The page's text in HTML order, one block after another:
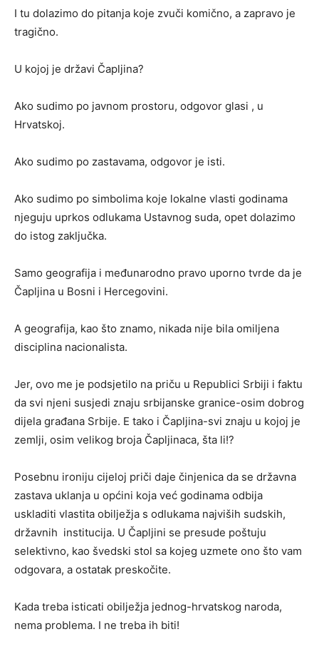
I tu dolazimo do pitanja koje zvuči komično, a zapravo je
tragično.
U kojoj je državi Čapljina?
Ako sudimo po javnom prostoru, odgovor glasi , u
Hrvatskoj.
Ako sudimo po zastavama, odgovor je isti.
Ako sudimo po simbolima koje lokalne vlasti godinama
njeguju uprkos odlukama Ustavnog suda, opet dolazimo
do istog zaključka.
Samo geografija i međunarodno pravo uporno tvrde da je
Čapljina u Bosni i Hercegovini.
A geografija, kao što znamo, nikada nije bila omiljena
disciplina nacionalista.
Jer, ovo me je podsjetilo na priču u Republici Srbiji i faktu
da svi njeni susjedi znaju srbijanske granice-osim dobrog
dijela građana Srbije. E tako i Čapljina-svi znaju u kojoj je
zemlji, osim velikog broja Čapljinaca, šta li!?
Posebnu ironiju cijeloj priči daje činjenica da se državna
zastava uklanja u općini koja već godinama odbija
uskladiti vlastita obilježja s odlukama najviših sudskih,
državnih institucija. U Čapljini se presude poštuju
selektivno, kao švedski stol sa kojeg uzmete ono što vam
odgovara, a ostatak preskočite.
Kada treba isticati obilježja jednog-hrvatskog naroda,
nema problema. I ne treba ih biti!